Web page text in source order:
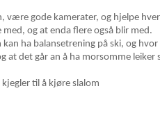
være gode kamerater, og hjelpe
og at enda flere også blir med.
ha balansetrening på ski, og
at det går an å ha morsomme leiker
til å kjøre slalom